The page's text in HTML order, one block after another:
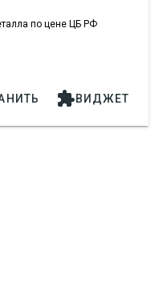
по цене ЦБ РФ
ВИДЖЕТ